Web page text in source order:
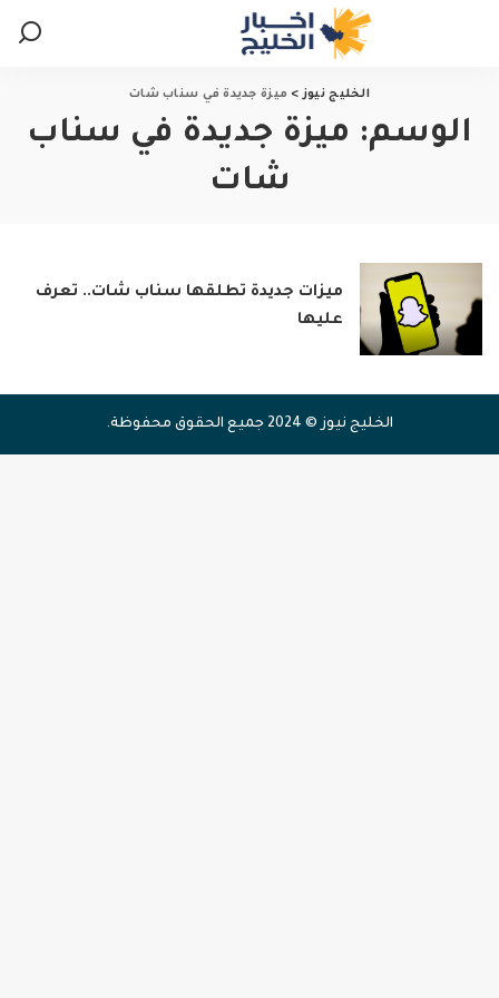
الخليج نيوز> ميزة جديدة في سناب شات
الوسم: ميزة جديدة في سناب
شات
ميزات جديدة تطلقها سناب شات.. تعرف
عليها
الخليج نيوز © 2024 جميع الحقوق محفوظة.